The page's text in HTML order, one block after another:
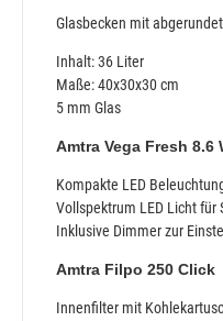
Glasbecken mit
Inhalt: 36 Liter
Maße: 40x30x30 cm
5 mm Glas
Amtra Vega Fresh 8.6
Kompakte LED
Vollspektrum LED Licht für
Inklusive Dimmer zur
Amtra Filpo 250 Click
Innenfilter mit